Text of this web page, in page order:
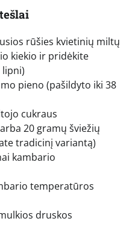
rūšies kvietinių miltų
kiekio ir pridėkite
lipni)
pieno (pašildyto iki 38
cukraus
20 gramų šviežių
tradicinį variantą)
kambario
temperatūros
druskos